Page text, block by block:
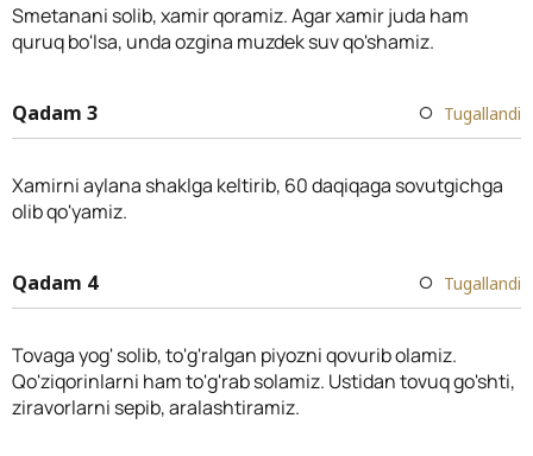
Smetanani solib, xamir qoramiz. Agar xamir juda ham
quruq bo'lsa, unda ozgina muzdek suv qo'shamiz.
Qadam 3 Tugallandi
Xamirni aylana shaklga keltirib, 60 daqiqaga sovutgichga
olib qo'yamiz.
Qadam 4 Tugallandi
Tovaga yog' solib, to'g'ralgan piyozni qovurib olamiz.
Qo'ziqorinlarni ham to'g'rab solamiz. Ustidan tovuq go'shti,
ziravorlarni sepib, aralashtiramiz.